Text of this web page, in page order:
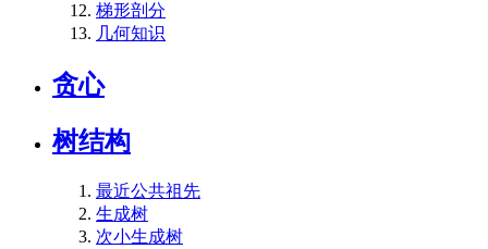
梯形剖分
几何知识
贪心
树结构
最近公共祖先
生成树
次小生成树